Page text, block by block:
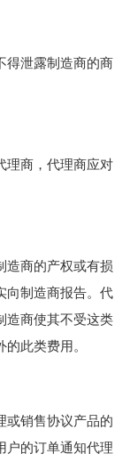
泄露制造商的商
商，代理商应对
商的产权或有损
向制造商报告。代
造商使其不受这类
此类费用。
销售协议产品的
户的订单通知代理